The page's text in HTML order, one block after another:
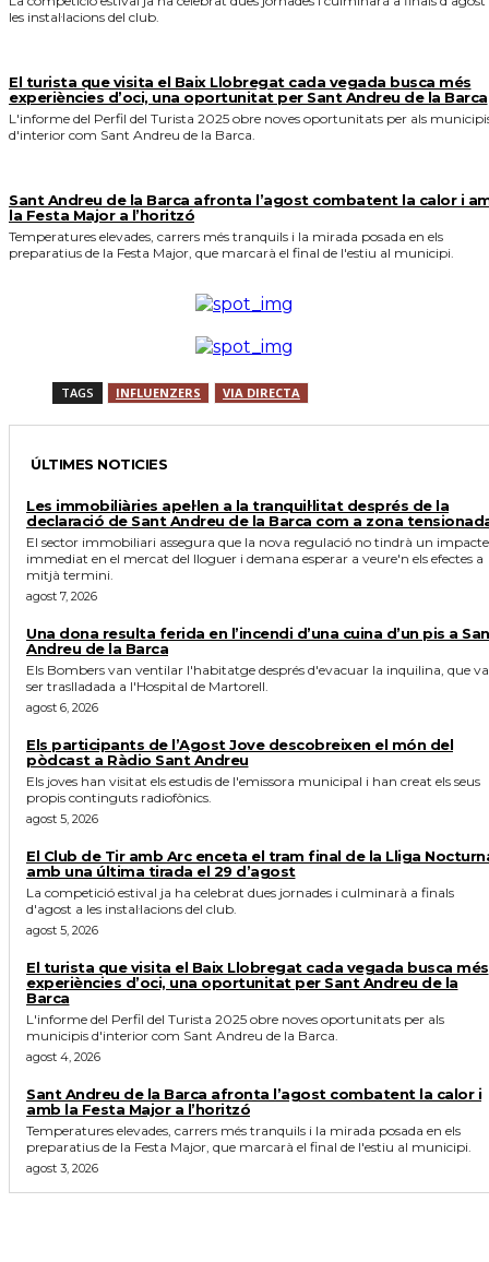
les instal·lacions del club.
El turista que visita el Baix Llobregat cada vegada busca més
experiències d’oci, una oportunitat per Sant Andreu de la Barca
L'informe del Perfil del Turista 2025 obre noves oportunitats per als
d'interior com Sant Andreu de la Barca.
Sant Andreu de la Barca afronta l’agost combatent la calor i
la Festa Major a l’horitzó
Temperatures elevades, carrers més tranquils i la mirada posada en els
preparatius de la Festa Major, que marcarà el final de l'estiu al municipi.
TAGS INFLUENZERS VIA DIRECTA
ÚLTIMES NOTICIES
Les immobiliàries apel·len a la tranquil·litat després de la
declaració de Sant Andreu de la Barca com a zona
El sector immobiliari assegura que la nova regulació no tindrà un impacte
immediat en el mercat del lloguer i demana esperar a veure'n els efectes a
mitjà termini.
agost 7, 2026
Una dona resulta ferida en l’incendi d’una cuina d’un pis a
Andreu de la Barca
Els Bombers van ventilar l'habitatge després d'evacuar la inquilina, que va
ser traslladada a l'Hospital de Martorell.
agost 6, 2026
Els participants de l’Agost Jove descobreixen el món del
pòdcast a Ràdio Sant Andreu
Els joves han visitat els estudis de l'emissora municipal i han creat els seus
propis continguts radiofònics.
agost 5, 2026
El Club de Tir amb Arc enceta el tram final de la Lliga
amb una última tirada el 29 d’agost
La competició estival ja ha celebrat dues jornades i culminarà a finals
d'agost a les instal·lacions del club.
agost 5, 2026
El turista que visita el Baix Llobregat cada vegada busca més
experiències d’oci, una oportunitat per Sant Andreu de la
Barca
L'informe del Perfil del Turista 2025 obre noves oportunitats per als
municipis d'interior com Sant Andreu de la Barca.
agost 4, 2026
Sant Andreu de la Barca afronta l’agost combatent la calor i
amb la Festa Major a l’horitzó
Temperatures elevades, carrers més tranquils i la mirada posada en els
preparatius de la Festa Major, que marcarà el final de l'estiu al municipi.
agost 3, 2026